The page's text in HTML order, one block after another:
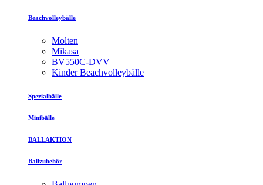
Beachvolleybälle
Molten
Mikasa
BV550C-DVV
Kinder Beachvolleybälle
Spezialbälle
Minibälle
BALLAKTION
Ballzubehör